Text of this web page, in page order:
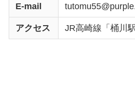
E-mail
アクセス JR高崎線「桶川